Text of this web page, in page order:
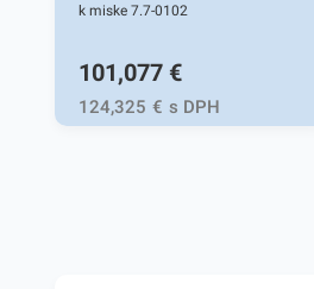
k miske 7.7-0102
101,077 €
124,325 € s DPH